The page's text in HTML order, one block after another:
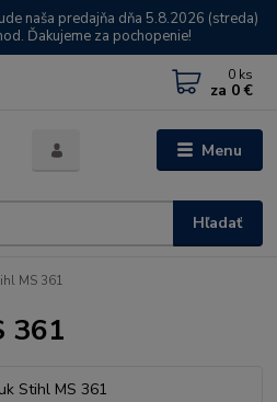
naša predajňa dňa 5.8.2026 (streda)
Ďakujeme za pochopenie!
Menu
Hľadať
0 ks
za 0 €
MS 361
361